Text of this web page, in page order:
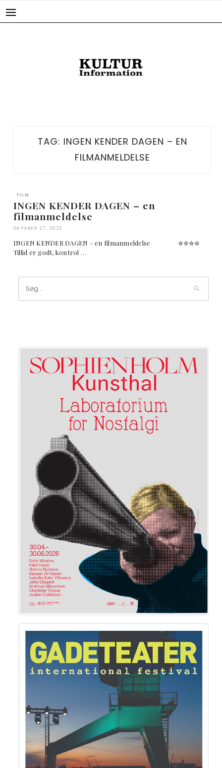
TAG: INGEN KENDER DAGEN – EN
FILMANMELDELSE
FILM
INGEN KENDER DAGEN – en
filmanmeldelse
OKTOBER 27, 2022
INGEN KENDER DAGEN – en filmanmeldelse ✮✮✮✮
Tillid er godt, kontrol …